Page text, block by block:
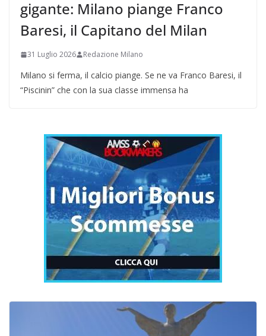
gigante: Milano piange Franco
Baresi, il Capitano del Milan
31 Luglio 2026 Redazione Milano
Milano si ferma, il calcio piange. Se ne va Franco Baresi, il
“Piscinin” che con la sua classe immensa ha